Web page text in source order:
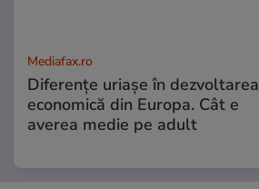
Mediafax.ro
Diferențe uriașe în dezvoltarea
economică din Europa. Cât e
averea medie pe adult